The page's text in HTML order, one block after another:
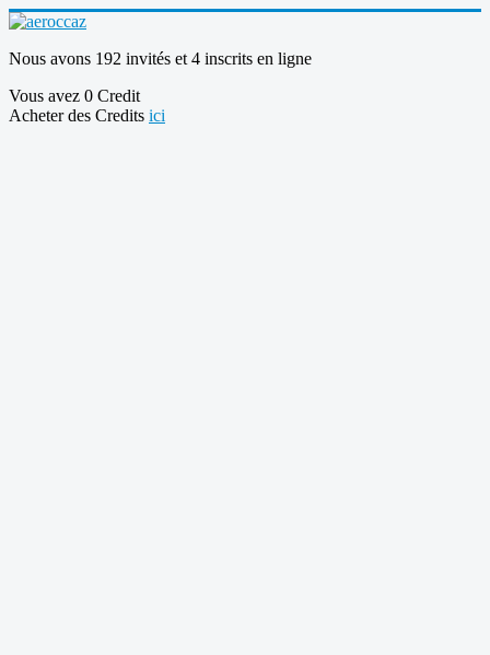
Nous avons 192 invités et 4 inscrits en ligne
Vous avez 0 Credit
Acheter des Credits ici